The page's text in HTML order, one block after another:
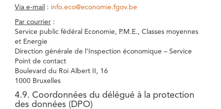
Via e-mail : info.eco@economie.fgov.be
Par courrier :
Service public fédéral Economie, P.M.E., Classes moyennes
et Energie
Direction générale de l’Inspection économique – Service
Point de contact
Boulevard du Roi Albert II, 16
1000 Bruxelles
4.9. Coordonnées du délégué à la protection
des données (DPO)